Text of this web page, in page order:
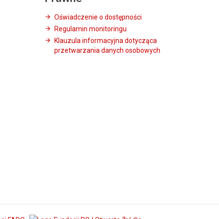
Oświadczenie o dostępności
Regulamin monitoringu
Klauzula informacyjna dotycząca
przetwarzania danych osobowych